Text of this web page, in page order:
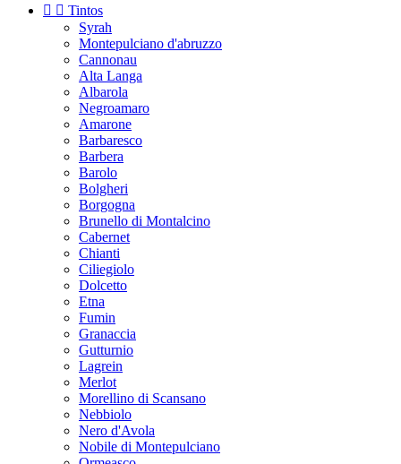
  Tintos
Syrah
Montepulciano d'abruzzo
Cannonau
Alta Langa
Albarola
Negroamaro
Amarone
Barbaresco
Barbera
Barolo
Bolgheri
Borgogna
Brunello di Montalcino
Cabernet
Chianti
Ciliegiolo
Dolcetto
Etna
Fumin
Granaccia
Gutturnio
Lagrein
Merlot
Morellino di Scansano
Nebbiolo
Nero d'Avola
Nobile di Montepulciano